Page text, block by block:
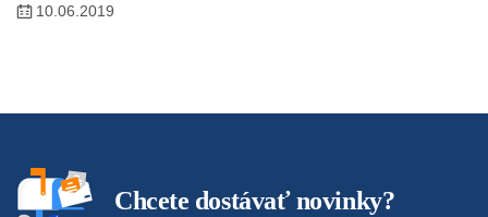
10.06.2019
Chcete dostávať novinky?